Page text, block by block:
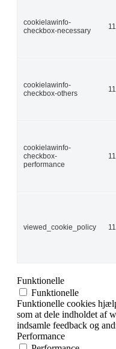
cookielawinfo-
checkbox-necessary
cookielawinfo-
checkbox-others
cookielawinfo-
checkbox-
performance
viewed_cookie_policy
Funktionelle
Funktionelle
Funktionelle cookies
som at dele indholdet af
indsamle feedback og
Performance